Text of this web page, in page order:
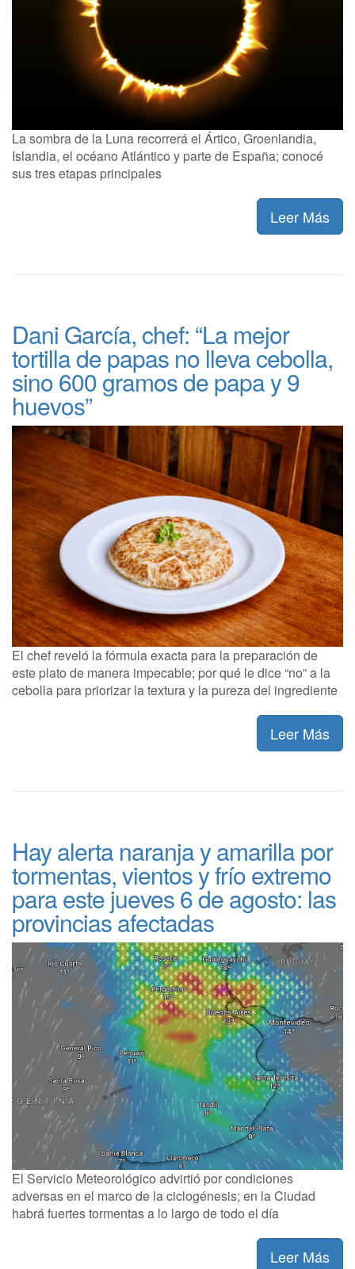
La sombra de la Luna recorrerá el Ártico, Groenlandia,
Islandia, el océano Atlántico y parte de España; conocé
sus tres etapas principales
Leer Más
Dani García, chef: “La mejor
tortilla de papas no lleva cebolla,
sino 600 gramos de papa y 9
huevos”
El chef reveló la fórmula exacta para la preparación de
este plato de manera impecable; por qué le dice “no” a la
cebolla para priorizar la textura y la pureza del ingrediente
Leer Más
Hay alerta naranja y amarilla por
tormentas, vientos y frío extremo
para este jueves 6 de agosto: las
provincias afectadas
El Servicio Meteorológico advirtió por condiciones
adversas en el marco de la ciclogénesis; en la Ciudad
habrá fuertes tormentas a lo largo de todo el día
Leer Más